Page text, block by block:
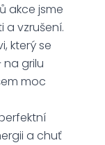
akce jsme
a vzrušení.
který se
grilu
moc
a chuť